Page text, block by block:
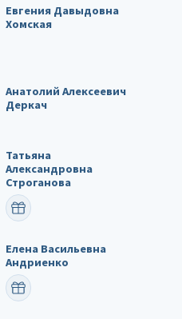
Евгения Давыдовна
Хомская
Анатолий Алексеевич
Деркач
Татьяна
Александровна
Строганова
ПОЗДРАВИТЬ
Елена Васильевна
Андриенко
ПОЗДРАВИТЬ